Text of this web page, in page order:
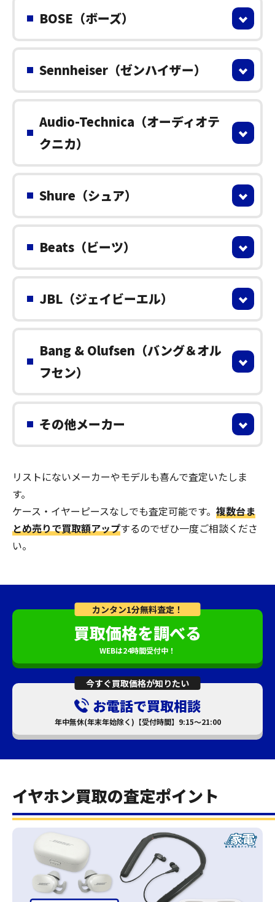
BOSE（ボーズ）
Sennheiser（ゼンハイザー）
Audio-Technica（オーディオテ
クニカ）
Shure（シュア）
Beats（ビーツ）
JBL（ジェイビーエル）
Bang & Olufsen（バング＆オル
フセン）
その他メーカー
リストにないメーカーやモデルも喜んで査定いたしま
す。
ケース・イヤーピースなしでも査定可能です。 複数台ま
とめ売りで買取額アップするのでぜひ一度ご相談くださ
い。
カンタン1分無料査定！
買取価格を調べる
WEBは24時間受付中！
今すぐ買取価格が知りたい
お電話で買取相談
年中無休(年末年始除く)【受付時間】9:15～21:00
イヤホン買取の査定ポイント